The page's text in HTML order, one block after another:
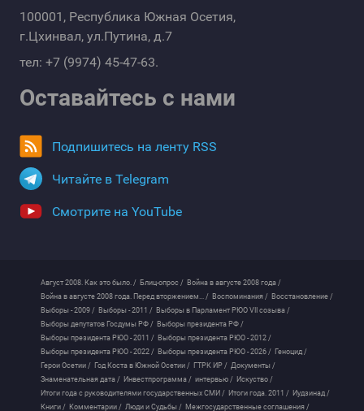
100001, Республика Южная Осетия,
г.Цхинвал, ул.Путина, д.7
тел: +7 (9974) 45-47-63.
Оставайтесь с нами
Подпишитесь на ленту RSS
Читайте в Telegram
Смотрите на YouTube
Август 2008. Как это было. / Блиц-опрос / Война в августе 2008 года /
Война в августе 2008 года. Перед вторжением... / Воспоминания / Восстановление /
Выборы - 2009 / Выборы - 2011 / Выборы в Парламент РЮО VII созыва /
Выборы депутатов Госдумы РФ / Выборы президента РФ /
Выборы президента РЮО - 2011 / Выборы президента РЮО - 2012 /
Выборы президента РЮО - 2022 / Выборы президента РЮО - 2026 / Геноцид /
Герои Осетии / Год Коста в Южной Осетии / ГТРК ИР / Документы /
Знаменательная дата / Инвестпрограмма / интервью / Искуство /
Итоги года с руководителями государственных СМИ / Итоги года. 2011 / Иудзинад /
Книги / Комментарии / Люди и Судьбы / Межгосударственные соглашения /